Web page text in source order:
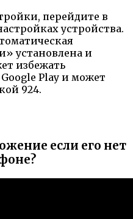
перейдите в
устройства.
установлена и
избежать
Play и может
924.
если его нет